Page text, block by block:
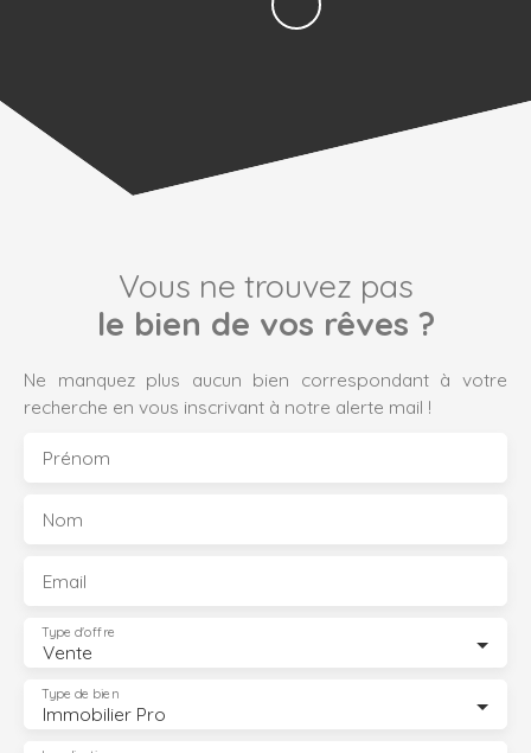
Vous ne trouvez pas
le bien de vos rêves ?
Ne manquez plus aucun bien correspondant à votre
recherche en vous inscrivant à notre alerte mail !
Prénom
Nom
Email
Vente
Type d'offre
Immobilier Pro
Type de bien